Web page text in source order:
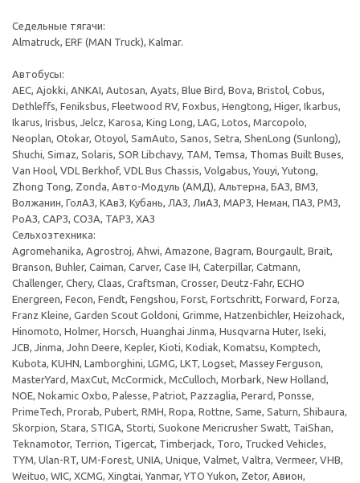
Седельные тягачи:
Almatruck, ERF (MAN Truck), Kalmar.
Автобусы:
AEC, Ajokki, ANKAI, Autosan, Ayats, Blue Bird, Bova, Bristol, Cobus,
Dethleffs, Feniksbus, Fleetwood RV, Foxbus, Hengtong, Higer, Ikarbus,
Ikarus, Irisbus, Jelcz, Karosa, King Long, LAG, Lotos, Marcopolo,
Neoplan, Otokar, Otoyol, SamAuto, Sanos, Setra, ShenLong (Sunlong),
Shuchi, Simaz, Solaris, SOR Libchavy, TAM, Temsa, Thomas Built Buses,
Van Hool, VDL Berkhof, VDL Bus Chassis, Volgabus, Youyi, Yutong,
Zhong Tong, Zonda, Авто-Модуль (АМД), Альтерна, БАЗ, ВМЗ,
Волжанин, ГолАЗ, КАвЗ, Кубань, ЛАЗ, ЛиАЗ, МАРЗ, Неман, ПАЗ, РМЗ,
РоАЗ, САРЗ, СОЗА, ТАРЗ, ХАЗ
Сельхозтехника:
Agromehanika, Agrostroj, Ahwi, Amazone, Bagram, Bourgault, Brait,
Branson, Buhler, Caiman, Carver, Case IH, Caterpillar, Catmann,
Challenger, Chery, Claas, Craftsman, Crosser, Deutz-Fahr, ECHO
Energreen, Fecon, Fendt, Fengshou, Forst, Fortschritt, Forward, Forza,
Franz Kleine, Garden Scout Goldoni, Grimme, Hatzenbichler, Heizohack,
Hinomoto, Holmer, Horsch, Huanghai Jinma, Husqvarna Huter, Iseki,
JCB, Jinma, John Deere, Kepler, Kioti, Kodiak, Komatsu, Komptech,
Kubota, KUHN, Lamborghini, LGMG, LKT, Logset, Massey Ferguson,
MasterYard, MaxCut, McCormick, McCulloch, Morbark, New Holland,
NOE, Nokamic Oxbo, Palesse, Patriot, Pazzaglia, Perard, Ponsse,
PrimeTech, Prorab, Pubert, RMH, Ropa, Rottne, Same, Saturn, Shibaura,
Skorpion, Stara, STIGA, Storti, Suokone Mericrusher Swatt, TaiShan,
Teknamotor, Terrion, Tigercat, Timberjack, Toro, Trucked Vehicles,
TYM, Ulan-RT, UM-Forest, UNIA, Unique, Valmet, Valtra, Vermeer, VHB,
Weituo, WIC, XCMG, Xingtai, Yanmar, YTO Yukon, Zetor, Авион,